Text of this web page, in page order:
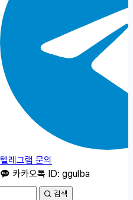
텔레그램 문의
카카오톡 ID: ggulba
검색